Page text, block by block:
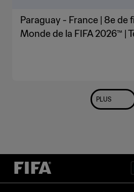
Paraguay - France | 8e de
Monde de la FIFA 2026™ |
PLUS